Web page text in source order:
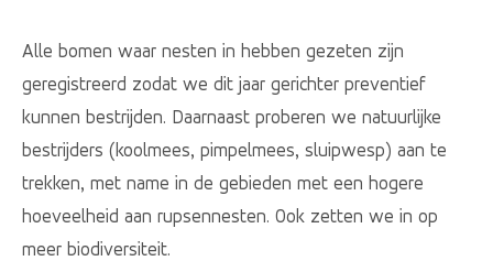
Alle bomen waar nesten in hebben gezeten zijn
geregistreerd zodat we dit jaar gerichter preventief
kunnen bestrijden. Daarnaast proberen we natuurlijke
bestrijders (koolmees, pimpelmees, sluipwesp) aan te
trekken, met name in de gebieden met een hogere
hoeveelheid aan rupsennesten. Ook zetten we in op
meer biodiversiteit.